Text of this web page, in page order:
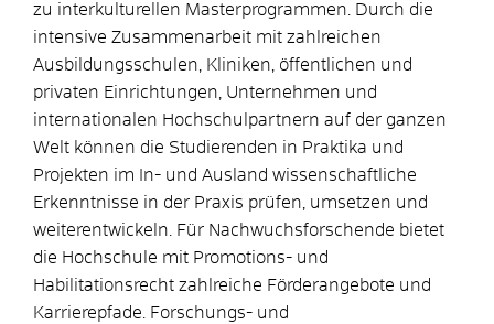
zu interkulturellen Masterprogrammen. Durch die
intensive Zusammenarbeit mit zahlreichen
Ausbildungsschulen, Kliniken, öffentlichen und
privaten Einrichtungen, Unternehmen und
internationalen Hochschulpartnern auf der ganzen
Welt können die Studierenden in Praktika und
Projekten im In- und Ausland wissenschaftliche
Erkenntnisse in der Praxis prüfen, umsetzen und
weiterentwickeln. Für Nachwuchsforschende bietet
die Hochschule mit Promotions- und
Habilitationsrecht zahlreiche Förderangebote und
Karrierepfade. Forschungs- und